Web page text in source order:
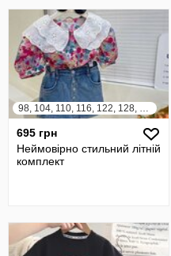
98, 104, 110, 116, 122, 128, 134, 140
695 грн
Неймовірно стильний літній
комплект